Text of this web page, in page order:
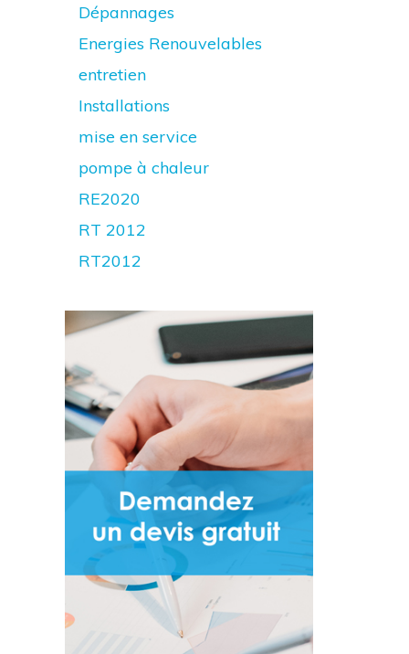
Dépannages
Energies Renouvelables
entretien
Installations
mise en service
pompe à chaleur
RE2020
RT 2012
RT2012